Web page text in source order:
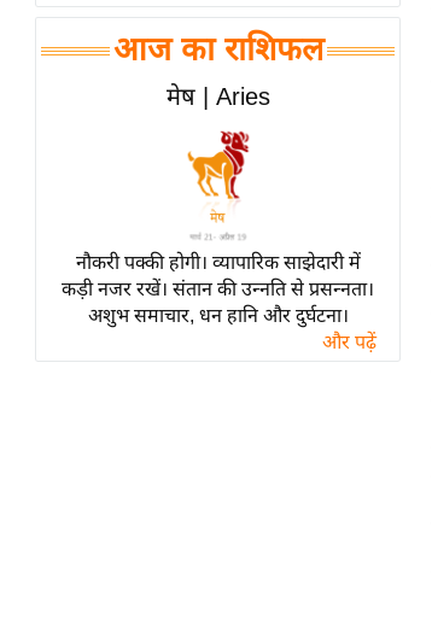
समीक्षा
धर्म
ज्योतिष
त्योहार
राशिफल
विशेष
विश्लेषण
आज का राशिफल
मेष | Aries
नौकरी पक्की होगी। व्यापारिक साझेदारी में
कड़ी नजर रखें। संतान की उन्नति से प्रसन्नता।
अशुभ समाचार, धन हानि और दुर्घटना।
और पढ़ें